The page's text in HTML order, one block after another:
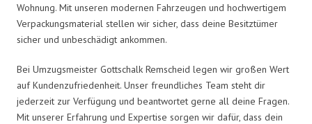
Wohnung. Mit unseren modernen Fahrzeugen und hochwertigem
Verpackungsmaterial stellen wir sicher, dass deine Besitztümer
sicher und unbeschädigt ankommen.
Bei Umzugsmeister Gottschalk Remscheid legen wir großen Wert
auf Kundenzufriedenheit. Unser freundliches Team steht dir
jederzeit zur Verfügung und beantwortet gerne all deine Fragen.
Mit unserer Erfahrung und Expertise sorgen wir dafür, dass dein